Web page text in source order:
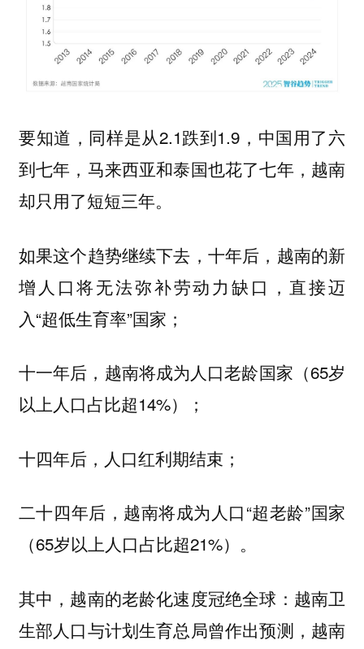
要知道，同样是从2.1跌到1.9，中国用了六
到七年，马来西亚和泰国也花了七年，越南
却只用了短短三年。
如果这个趋势继续下去，十年后，越南的新
增人口将无法弥补劳动力缺口，直接迈
入“超低生育率”国家；
十一年后，越南将成为人口老龄国家（65岁
以上人口占比超14%）；
十四年后，人口红利期结束；
二十四年后，越南将成为人口“超老龄”国家
（65岁以上人口占比超21%）。
其中，越南的老龄化速度冠绝全球： 越南卫
生部人口与计划生育总局曾作出预测，越南